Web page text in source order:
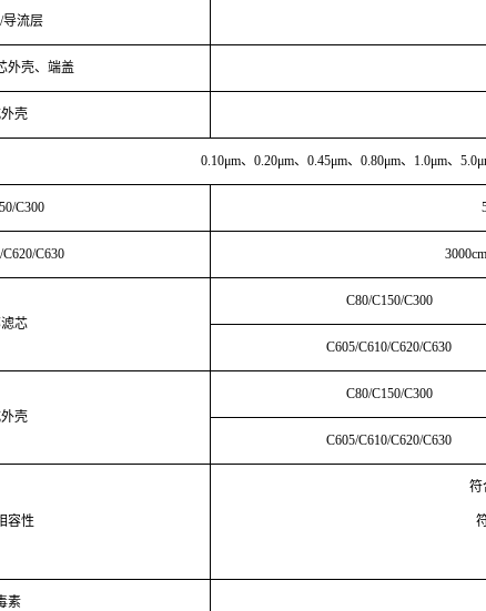
/导流层
外壳、端盖
壳
0.10μm、0.20μm、0.45μm、0.80μm、1.0μm、
C300
C630 3000cm
芯
C80/C150/C300
C605/C610/C620/C630
壳
C80/C150/C300
C605/C610/C620/C630
容性
符
素